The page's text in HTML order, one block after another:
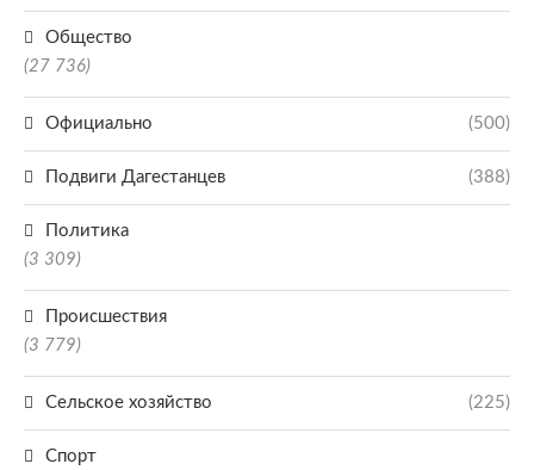
Общество
(27 736)
Официально (500)
Подвиги Дагестанцев (388)
Политика
(3 309)
Происшествия
(3 779)
Сельское хозяйство (225)
Спорт